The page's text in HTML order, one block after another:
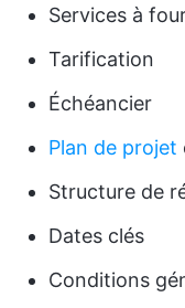
Services à
Tarification
Échéancier
Plan de projet
Structure de
Dates clés
Conditions